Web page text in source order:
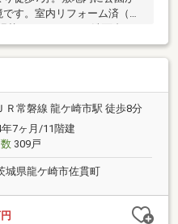
す。室内リフォーム済（平
替え、キッチン・洗面台・ト
まいになれます。ヤオコ
が隣接、小中学校も徒歩10
安心して生活できる立地で
分確保できます。
ＪＲ常磐線 龍ケ崎市駅 徒歩8分
7ヶ月/11階建
309戸
城県龍ケ崎市佐貫町